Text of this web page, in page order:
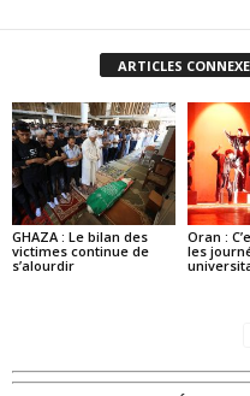
ARTICLES
GHAZA : Le bilan des
victimes continue de
s’alourdir
Oran :
les